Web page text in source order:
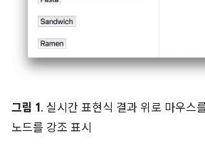
그림 1. 실시간 표현식 결과 위로 마우스
노드를 강조 표시